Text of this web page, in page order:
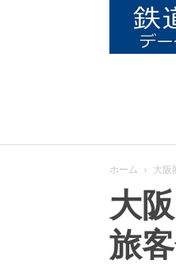
ホーム 大阪
大
旅